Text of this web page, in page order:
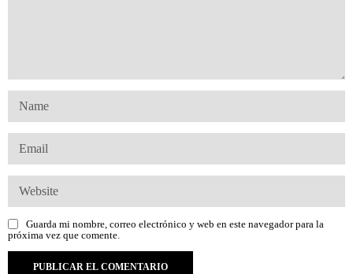
Guarda mi nombre, correo electrónico y web en este navegador para la
próxima vez que comente.